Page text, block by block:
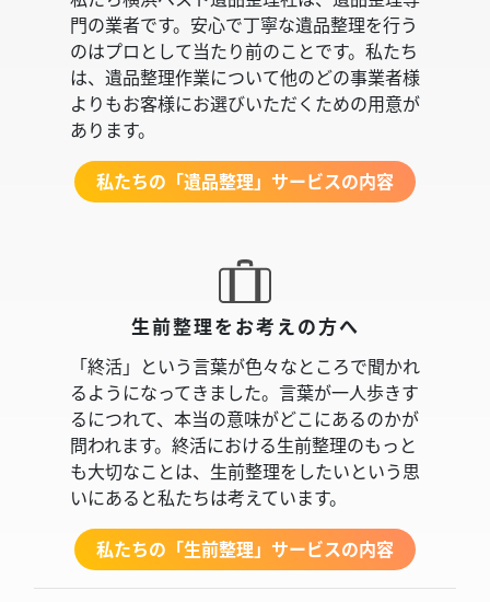
門の業者です。安心で丁寧な遺品整理を行う
のはプロとして当たり前のことです。私たち
は、遺品整理作業について他のどの事業者様
よりもお客様にお選びいただくための用意が
あります。
私たちの「遺品整理」サービスの内容
生前整理をお考えの方へ
「終活」という言葉が色々なところで聞かれ
るようになってきました。言葉が一人歩きす
るにつれて、本当の意味がどこにあるのかが
問われます。終活における生前整理のもっと
も大切なことは、生前整理をしたいという思
いにあると私たちは考えています。
私たちの「生前整理」サービスの内容